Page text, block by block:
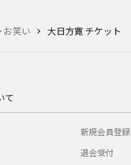
お笑い 大日方寛 チケット
て
新規会員登録
退会受付